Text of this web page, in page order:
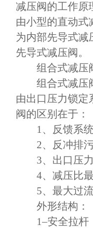
减压阀的工作原
由小型的直动式
为内部先导式减
先导式减压阀。
组合式减压
组合式减压阀
由出口压力锁定
阀的区别在于：
1、反馈系统
2、反冲排污
3、出口压力
4、减压比最
5、最大过流
外形结构：
1–安全拉杆